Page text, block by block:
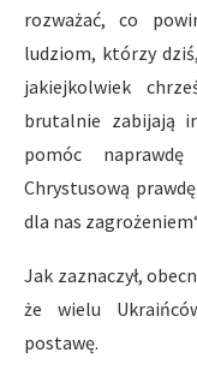
rozważać, co
ludziom, którzy
jakiejkolwiek
brutalnie zabijają
pomóc
Chrystusową
dla nas
Jak zaznaczył,
że wielu
postawę.